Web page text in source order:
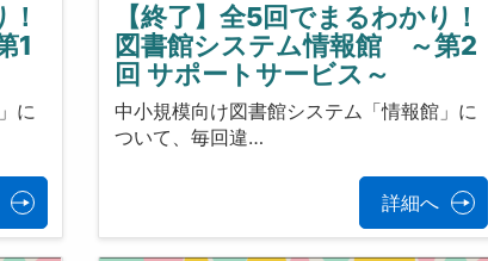
1
に
【終了】全5回でまるわかり！
図書館システム情報館 ～第2
回 サポートサービス～
中小規模向け図書館システム「情報館」に
ついて、毎回違…
詳細へ